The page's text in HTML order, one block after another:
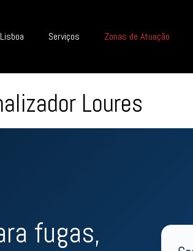
Serviços Zonas de Atuação
Loures
fugas,